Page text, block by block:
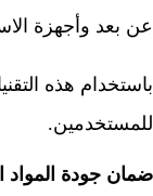
عن بعد وأجهزة
باستخدام هذه
للمستخدمين.
ضمان جودة المواد